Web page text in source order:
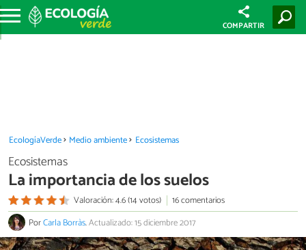
COMPARTIR
EcologíaVerde Medio ambiente Ecosistemas
Ecosistemas
La importancia de los suelos
Valoración: 4.6 (14 votos)
16 comentarios
PorCarla Borràs.Actualizado: 15 diciembre 2017